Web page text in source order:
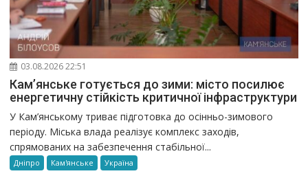
03.08.2026 22:51
Кам’янське готується до зими: місто посилює
енергетичну стійкість критичної інфраструктури
У Кам’янському триває підготовка до осінньо-зимового
періоду. Міська влада реалізує комплекс заходів,
спрямованих на забезпечення стабільної...
Дніпро Кам'янське Україна